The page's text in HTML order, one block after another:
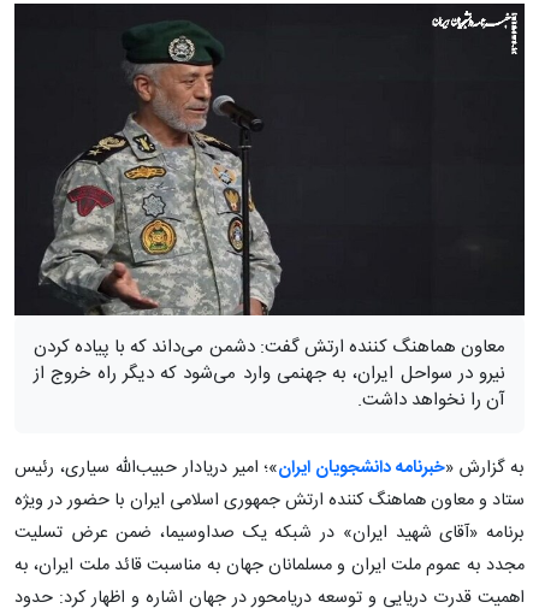
معاون هماهنگ کننده ارتش گفت: دشمن می‌داند که با پیاده کردن
نیرو در سواحل ایران، به جهنمی وارد می‌شود که دیگر راه خروج از
آن را نخواهد داشت.
به گزارش «خبرنامه دانشجویان ایران»؛ امیر دریادار حبیب‌الله سیاری، رئیس
ستاد و معاون هماهنگ کننده ارتش جمهوری اسلامی ایران با حضور در ویژه
برنامه «آقای شهید ایران» در شبکه یک صداوسیما، ضمن عرض تسلیت
مجدد به عموم ملت ایران و مسلمانان جهان به مناسبت قائد ملت ایران، به
اهمیت قدرت دریایی و توسعه دریامحور در جهان اشاره و اظهار کرد: حدود